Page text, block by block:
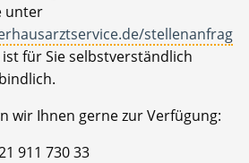
unter
stellenanfrag
ist für Sie selbstverständlich
wir Ihnen gerne zur Verfügung:
911 730 33